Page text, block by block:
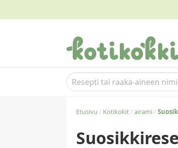
Etusivu / Kotikokit/ airami/